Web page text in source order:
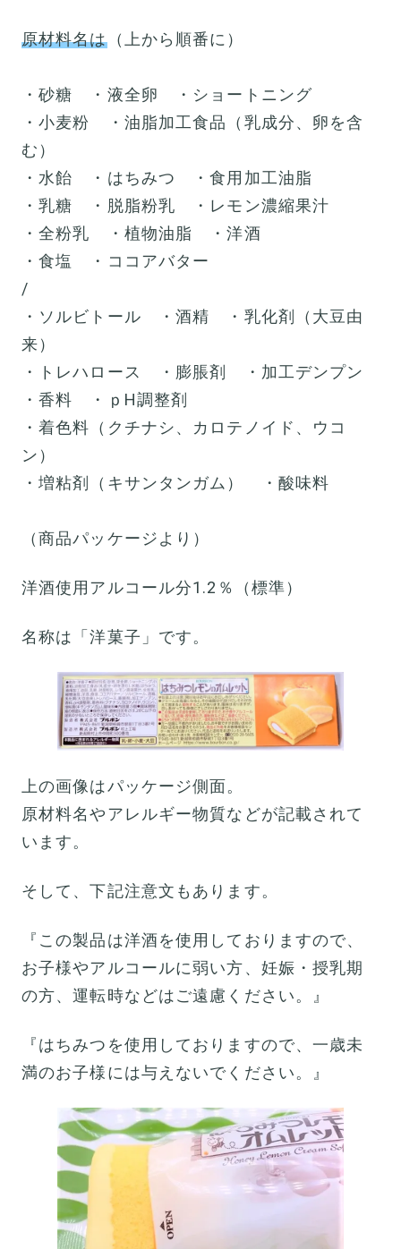
原材料名は（上から順番に）
・砂糖 ・液全卵 ・ショートニング
・小麦粉 ・油脂加工食品（乳成分、卵を含
む）
・水飴 ・はちみつ ・食用加工油脂
・乳糖 ・脱脂粉乳 ・レモン濃縮果汁
・全粉乳 ・植物油脂 ・洋酒
・食塩 ・ココアバター
/
・ソルビトール ・酒精 ・乳化剤（大豆由
来）
・トレハロース ・膨脹剤 ・加工デンプン
・香料 ・ｐH調整剤
・着色料（クチナシ、カロテノイド、ウコ
ン）
・増粘剤（キサンタンガム） ・酸味料
（商品パッケージより）
洋酒使用アルコール分1.2％（標準）
名称は「洋菓子」です。
上の画像はパッケージ側面。
原材料名やアレルギー物質などが記載されて
います。
そして、下記注意文もあります。
『この製品は洋酒を使用しておりますので、
お子様やアルコールに弱い方、妊娠・授乳期
の方、運転時などはご遠慮ください。』
『はちみつを使用しておりますので、一歳未
満のお子様には与えないでください。』